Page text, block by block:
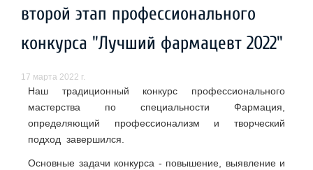
второй этап профессионального
конкурса "Лучший фармацевт 2022"
17 марта 2022 г.
Наш традиционный конкурс профессионального
мастерства по специальности Фармация,
определяющий профессионализм и творческий
подход завершился.
Основные задачи конкурса - повышение, выявление и